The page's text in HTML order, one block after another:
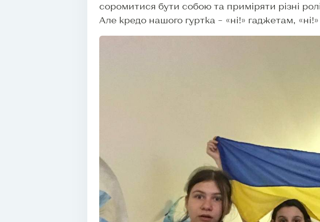
соромитися бути собою та приміряти різні
Але кредо нашого гуртка – «ні!» гаджетам,